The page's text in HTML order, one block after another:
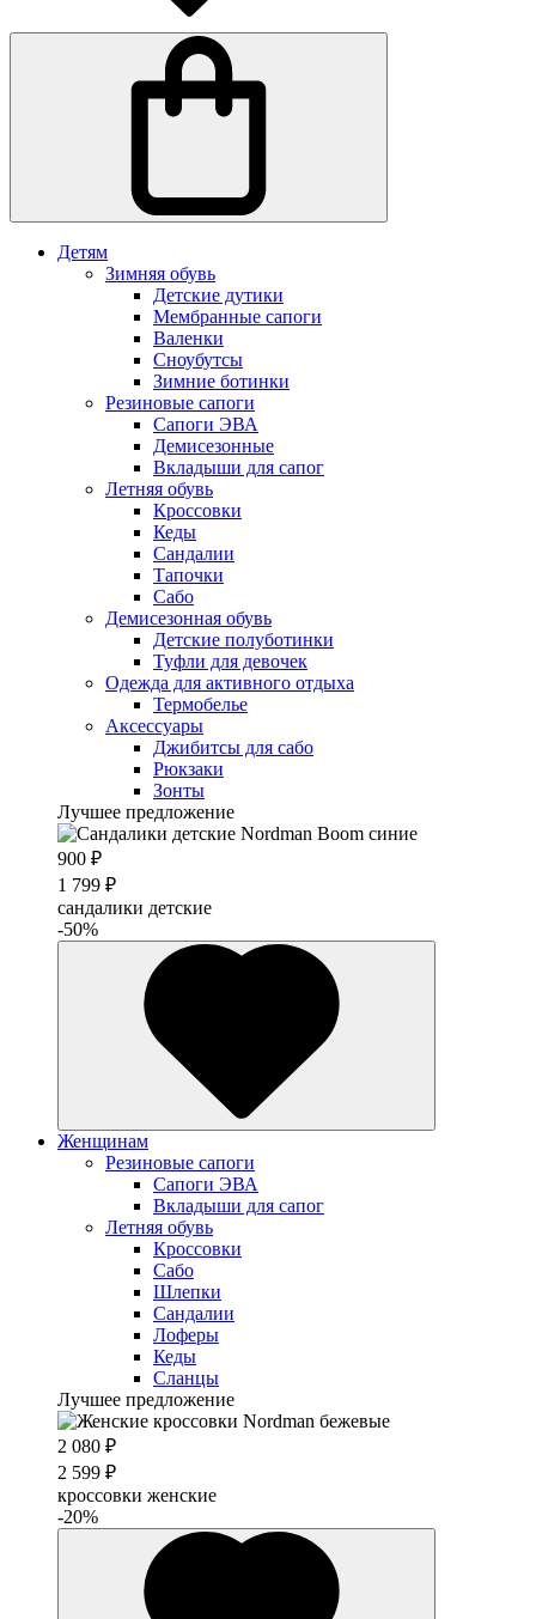
Детям
Зимняя обувь
Детские дутики
Мембранные сапоги
Валенки
Сноубутсы
Зимние ботинки
Резиновые сапоги
Сапоги ЭВА
Демисезонные
Вкладыши для сапог
Летняя обувь
Кроссовки
Кеды
Сандалии
Тапочки
Сабо
Демисезонная обувь
Детские полуботинки
Туфли для девочек
Одежда для активного отдыха
Термобелье
Аксессуары
Джибитсы для сабо
Рюкзаки
Зонты
Лучшее предложение
900 ₽
1 799 ₽
сандалики детские
-50%
Женщинам
Резиновые сапоги
Cапоги ЭВА
Вкладыши для сапог
Летняя обувь
Кроссовки
Сабо
Шлепки
Сандалии
Лоферы
Кеды
Сланцы
Лучшее предложение
2 080 ₽
2 599 ₽
кроссовки женские
-20%